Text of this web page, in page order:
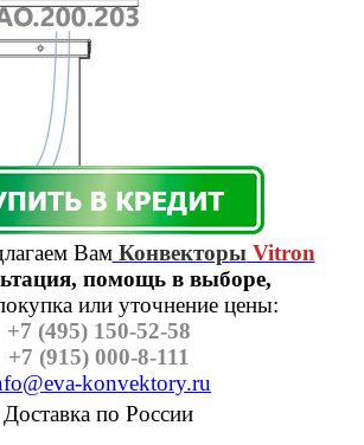
ВамКонвекторы Vitron
помощь в выборе,
окупка или уточнение цены:
+7 (495) 150-52-58
+7 (915) 000-8-111
konvektory.ru
Доставка по России